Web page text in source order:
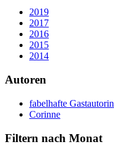
2019
2017
2016
2015
2014
Autoren
fabelhafte Gastautorin
Corinne
Filtern nach Monat